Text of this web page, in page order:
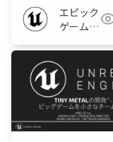
エピック
ゲームズ